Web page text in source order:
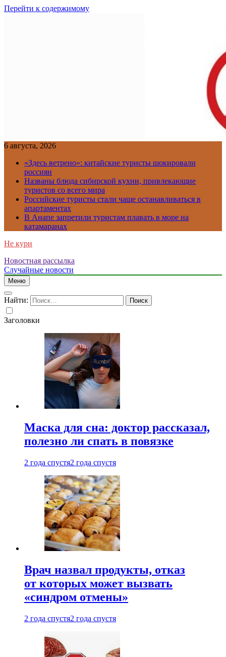
Перейти к содержимому
6 августа, 2026
«Здесь ветрено»: китайские туристы шокировали
россиян
Названы блюда сибирской кухни, привлекающие
туристов со всего мира
Российские туристы стали чаще останавливаться в
апартаментах
В Анапе запретили туристам плавать в море на
катамаранах
Не кури
Новостная рассылка
Случайные новости
Меню
Найти:
Заголовки
Маска для сна: доктор рассказал,
полезно ли спать в повязке
2 года спустя2 года спустя
Врач назвал продукты, отказ
от которых может вызвать
«синдром отмены»
2 года спустя2 года спустя